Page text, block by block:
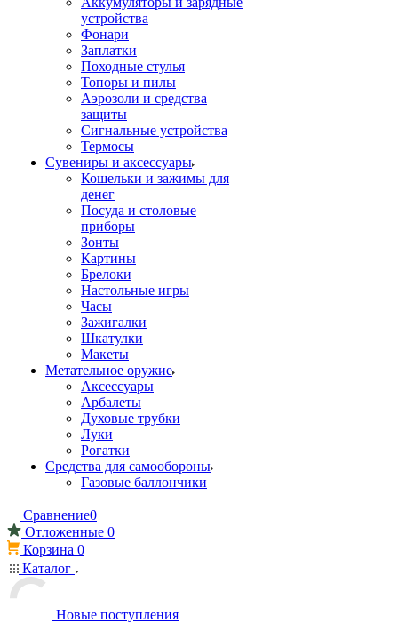
устройства
Фонари
Заплатки
Походные стулья
Топоры и пилы
Аэрозоли и средства
защиты
Сигнальные устройства
Термосы
Сувениры и аксессуары
Кошельки и зажимы для
денег
Посуда и столовые
приборы
Зонты
Картины
Брелоки
Настольные игры
Часы
Зажигалки
Шкатулки
Макеты
Метательное оружие
Аксессуары
Арбалеты
Духовые трубки
Луки
Рогатки
Средства для самообороны
Газовые баллончики
Сравнение0
Отложенные 0
Корзина 0
Каталог
Новые поступления